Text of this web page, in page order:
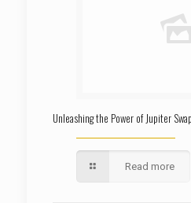
Unleashing the Power of Jupiter
Read more